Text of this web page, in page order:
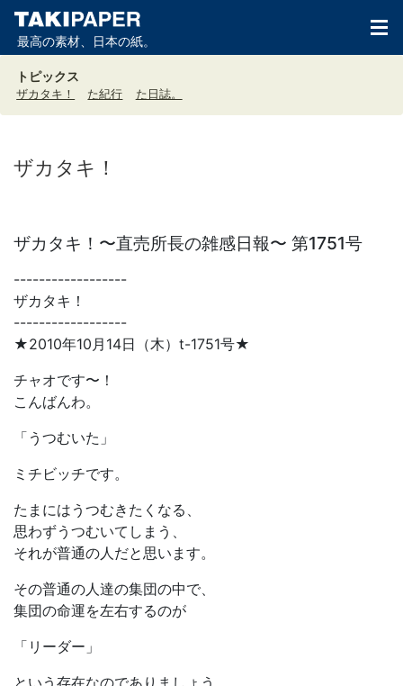
最高の素材、日本の紙。
トピックス
ザカタキ！ た紀行 た日誌。
ザカタキ！
ザカタキ！〜直売所長の雑感日報〜 第1751号
------------------
ザカタキ！
------------------
★2010年10月14日（木）t-1751号★
チャオです〜！
こんばんわ。
「うつむいた」
ミチビッチです。
たまにはうつむきたくなる、
思わずうつむいてしまう、
それが普通の人だと思います。
その普通の人達の集団の中で、
集団の命運を左右するのが
「リーダー」